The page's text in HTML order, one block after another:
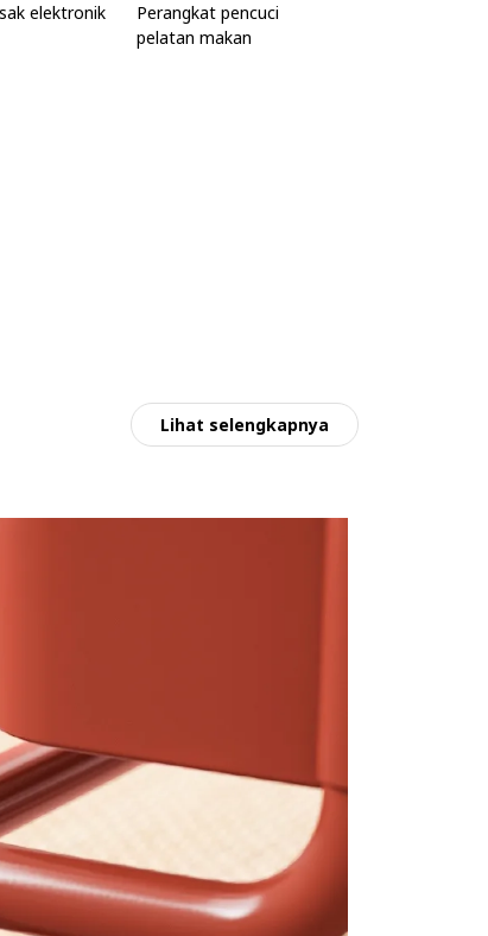
elektronik
Perangkat pencuci
pelatan makan
Lihat selengkapnya